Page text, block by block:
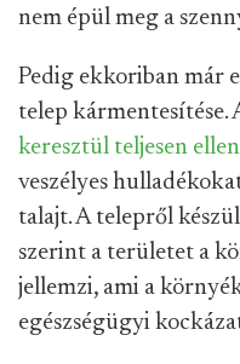
nem épül meg a
Pedig ekkoriban már
telep kármentesítése.
keresztül teljesen
veszélyes
talajt. A telepről
szerint a területet a
jellemzi, ami a
egészségügyi